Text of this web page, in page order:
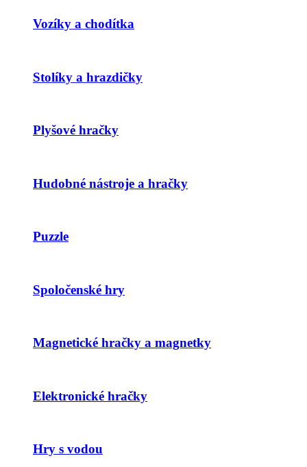
Vozíky a chodítka
Stolíky a hrazdičky
Plyšové hračky
Hudobné nástroje a hračky
Puzzle
Spoločenské hry
Magnetické hračky a magnetky
Elektronické hračky
Hry s vodou